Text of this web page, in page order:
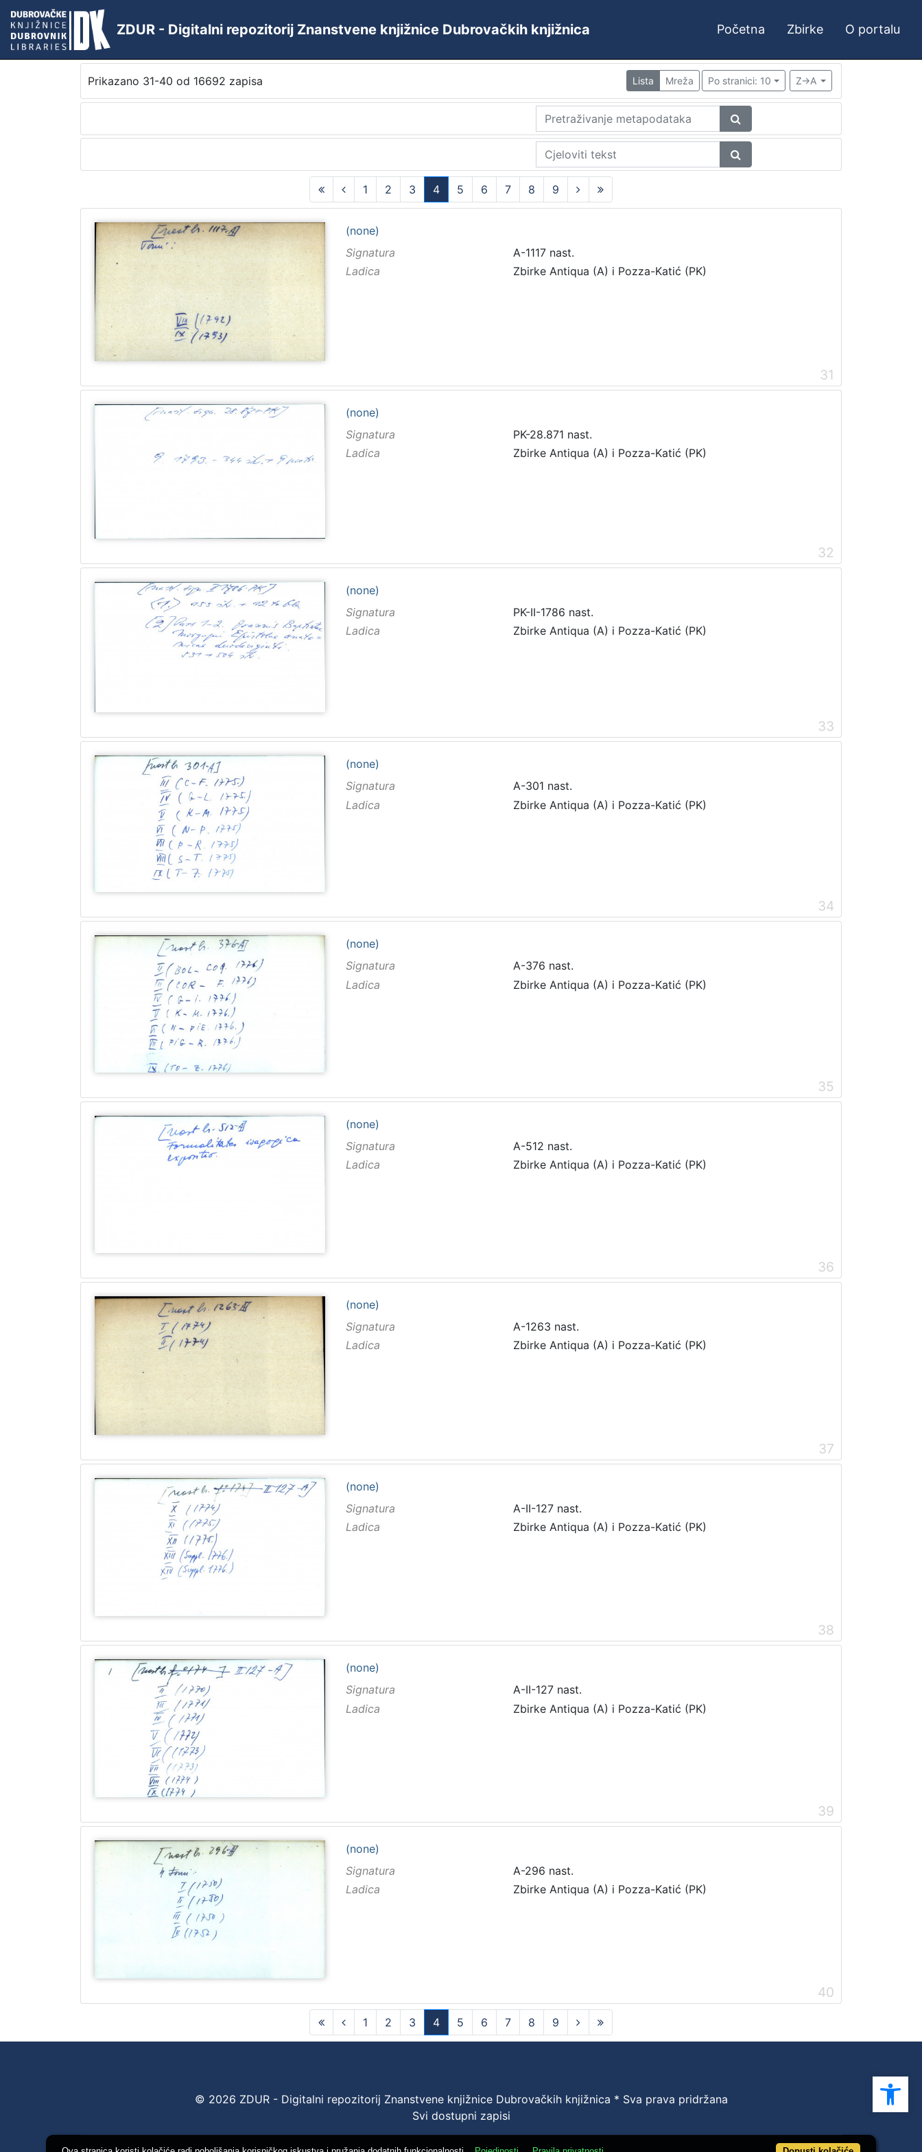
ZDUR - Digitalni repozitorij Znanstvene knjižnice Dubrovačkih knjižnica Početna Zbirke O portalu
Prikazano 31-40 od 16692 zapisa Lista Mreža Po stranici: 10 Z->A
1 2 3
4
(current)
5 6 7 8 9
(none)
Signatura
A-1117 nast.
Ladica
Zbirke Antiqua (A) i Pozza-Katić (PK)
31
(none)
Signatura
PK-28.871 nast.
Ladica
Zbirke Antiqua (A) i Pozza-Katić (PK)
32
(none)
Signatura
PK-II-1786 nast.
Ladica
Zbirke Antiqua (A) i Pozza-Katić (PK)
33
(none)
Signatura
A-301 nast.
Ladica
Zbirke Antiqua (A) i Pozza-Katić (PK)
34
(none)
Signatura
A-376 nast.
Ladica
Zbirke Antiqua (A) i Pozza-Katić (PK)
35
(none)
Signatura
A-512 nast.
Ladica
Zbirke Antiqua (A) i Pozza-Katić (PK)
36
(none)
Signatura
A-1263 nast.
Ladica
Zbirke Antiqua (A) i Pozza-Katić (PK)
37
(none)
Signatura
A-II-127 nast.
Ladica
Zbirke Antiqua (A) i Pozza-Katić (PK)
38
(none)
Signatura
A-II-127 nast.
Ladica
Zbirke Antiqua (A) i Pozza-Katić (PK)
39
(none)
Signatura
A-296 nast.
Ladica
Zbirke Antiqua (A) i Pozza-Katić (PK)
40
1 2 3
4
(current)
5 6 7 8 9
© 2026 ZDUR - Digitalni repozitorij Znanstvene knjižnice Dubrovačkih knjižnica * Sva prava pridržana
Svi dostupni zapisi